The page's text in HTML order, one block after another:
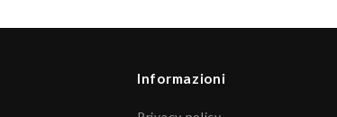
Informazioni